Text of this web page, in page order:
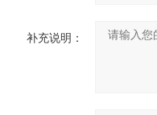
补充说明：